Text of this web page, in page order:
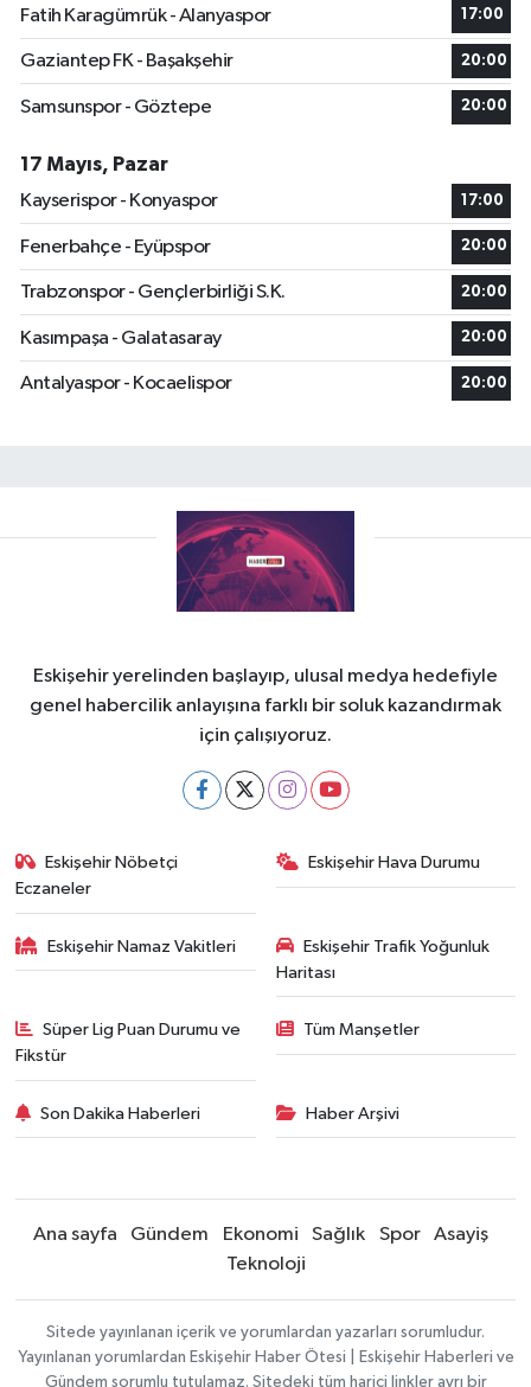
Fatih Karagümrük - Alanyaspor
17:00
Gaziantep FK - Başakşehir 20:00
Samsunspor - Göztepe 20:00
17 Mayıs, Pazar
Kayserispor - Konyaspor
17:00
Fenerbahçe - Eyüpspor 20:00
Trabzonspor - Gençlerbirliği S.K. 20:00
Kasımpaşa - Galatasaray 20:00
Antalyaspor - Kocaelispor 20:00
Eskişehir yerelinden başlayıp, ulusal medya hedefiyle
genel habercilik anlayışına farklı bir soluk kazandırmak
için çalışıyoruz.
Eskişehir Nöbetçi
Eczaneler
Eskişehir Hava Durumu
Eskişehir Namaz Vakitleri
Eskişehir Trafik Yoğunluk
Haritası
Süper Lig Puan Durumu ve
Fikstür
Tüm Manşetler
Son Dakika Haberleri Haber Arşivi
Ana sayfa Gündem Ekonomi Sağlık Spor
Asayiş
Teknoloji
Sitede yayınlanan içerik ve yorumlardan yazarları sorumludur.
Yayınlanan yorumlardan Eskişehir Haber Ötesi | Eskişehir Haberleri ve
Gündem sorumlu tutulamaz. Sitedeki tüm harici linkler ayrı bir